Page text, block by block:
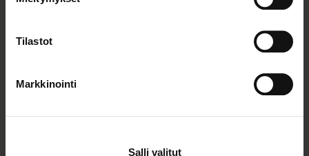
Tilastot
Markkinointi
Salli valitut